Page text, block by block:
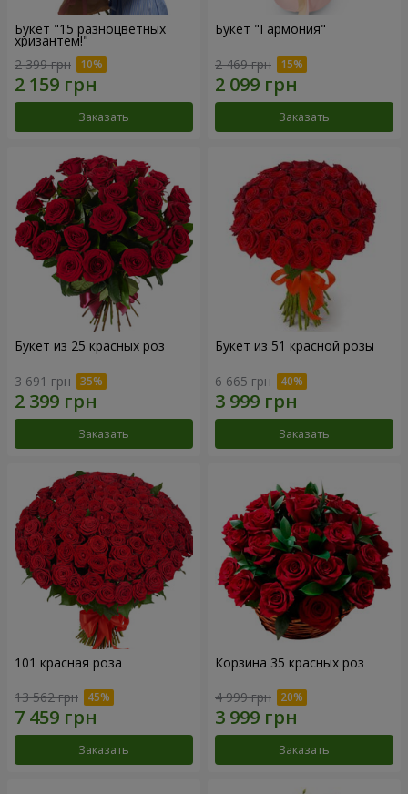
Букет "15 разноцветных
хризантем!"
2 399 грн
Заказать
Букет "Гармония"
2 469 грн
Заказать
Букет из 25 красных роз
3 691 грн
Заказать
Букет из 51 красной розы
6 665 грн
Заказать
101 красная роза
13 562 грн
Заказать
Корзина 35 красных роз
4 999 грн
Заказать